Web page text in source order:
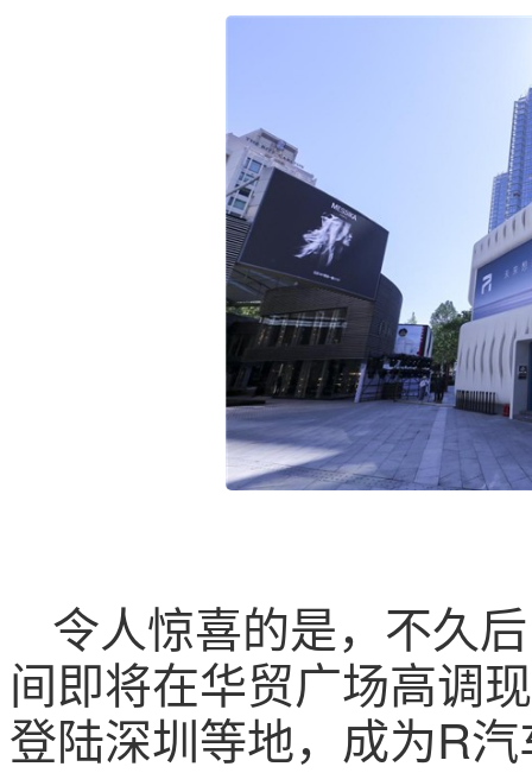
令人惊喜的是，不久
间即将在华贸广场高调
登陆深圳等地，成为R